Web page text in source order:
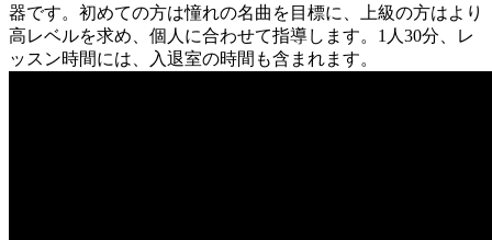
器です。初めての方は憧れの名曲を目標に、上級の方はより
高レベルを求め、個人に合わせて指導します。1人30分、レ
ッスン時間には、入退室の時間も含まれます。